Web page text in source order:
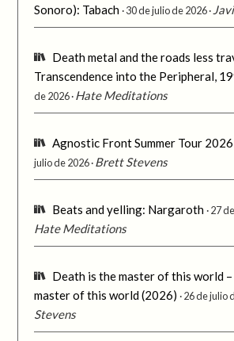
Sonoro): Tabach 30 de julio de 2026
Death metal and the roads less
Transcendence into the Peripheral,
de 2026 Hate Meditations
Agnostic Front Summer Tour
julio de 2026 Brett Stevens
Beats and yelling: Nargaroth 27
Hate Meditations
Death is the master of this world
master of this world (2026)
26 de julio
Stevens